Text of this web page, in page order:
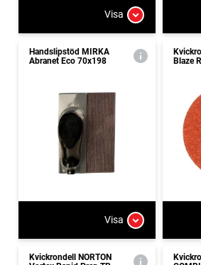
Visa
Handslipstöd MIRKA
Abranet Eco 70x198
Visa
Blaze
Kvickrondell NORTON